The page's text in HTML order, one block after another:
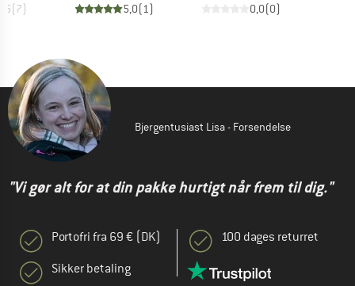
(7) 5,0(1) 0,0(0)
Bjergentusiast Lisa - Forsendelse
"Vi gør alt for at din pakke hurtigt når frem til dig."
Portofri fra 69 € (DK)
Sikker betaling
100 dages returret